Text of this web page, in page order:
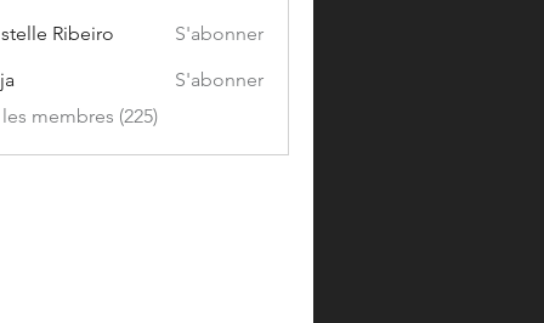
Ribeiro
S'abonner
S'abonner
membres (225)